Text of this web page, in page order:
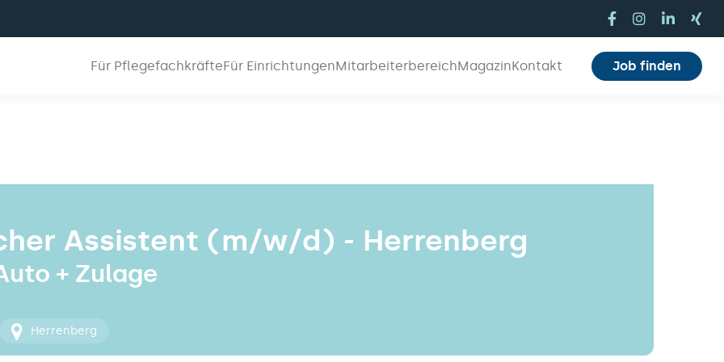
Für PflegefachkräfteFür EinrichtungenMitarbeiterbereichMagazinKontakt Job finden
Assistent (m/w/d) - Herrenberg
+ Zulage
Herrenberg